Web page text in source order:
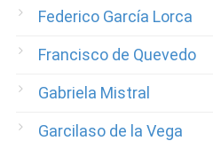
Federico García Lorca
Francisco de Quevedo
Gabriela Mistral
Garcilaso de la Vega